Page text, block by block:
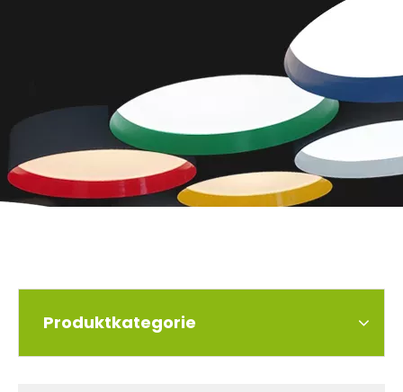
Produktkategorie